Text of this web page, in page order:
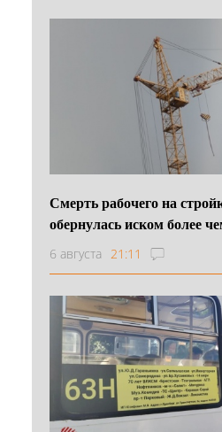
Смерть рабочего на
обернулась иском более
6 августа 21:11